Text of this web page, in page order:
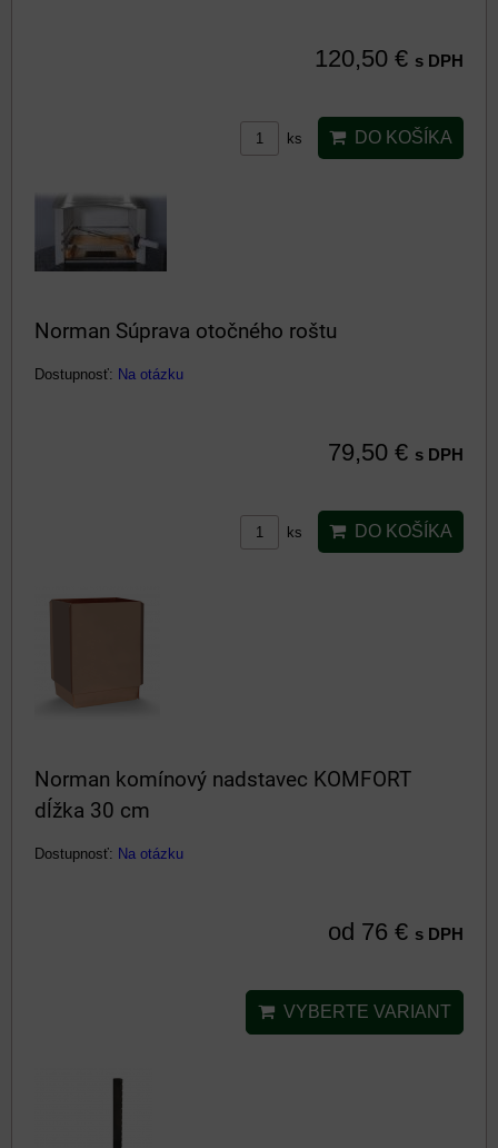
120,50 € s DPH
ks DO KOŠÍKA
Norman Súprava otočného roštu
Dostupnosť: Na otázku
79,50 € s DPH
ks DO KOŠÍKA
Norman komínový nadstavec KOMFORT
dĺžka 30 cm
Dostupnosť: Na otázku
od 76 € s DPH
VYBERTE VARIANT